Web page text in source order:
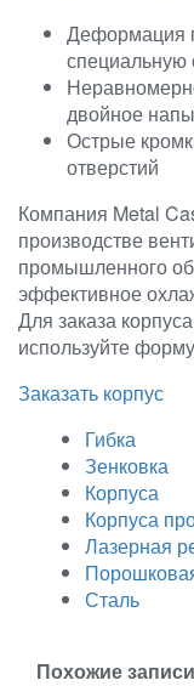
Деформация
специальную
двойное
Острые
отверстий
Компания Metal
производстве
промышленного
эффективное
Для заказа
используйте
Заказать корпус
Гибка
Зенковка
Корпуса
Корпуса
Лазерная
Сталь
Похожие записи